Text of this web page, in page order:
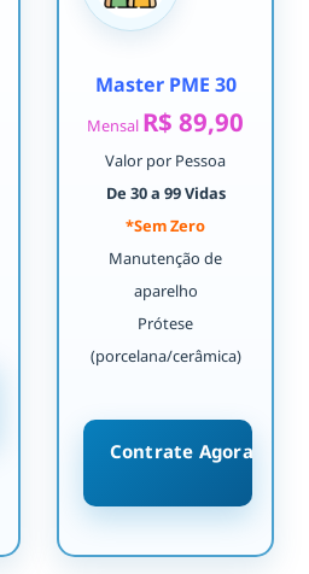
Master PME 30
Mensal R$ 89,90
Valor por Pessoa
De 30 a 99 Vidas
*Sem Zero
Manutenção de
aparelho
Prótese
(porcelana/cerâmica)
Contrate Agora